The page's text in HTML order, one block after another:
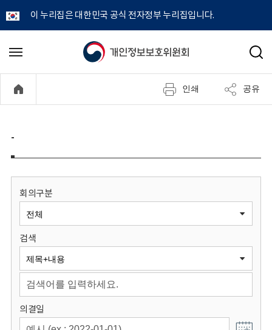
이 누리집은 대한민국 공식 전자정부 누리집입니다.
개
정
보
원
회
메
기
검
인쇄 공유
-
회의구분
검색
의결일